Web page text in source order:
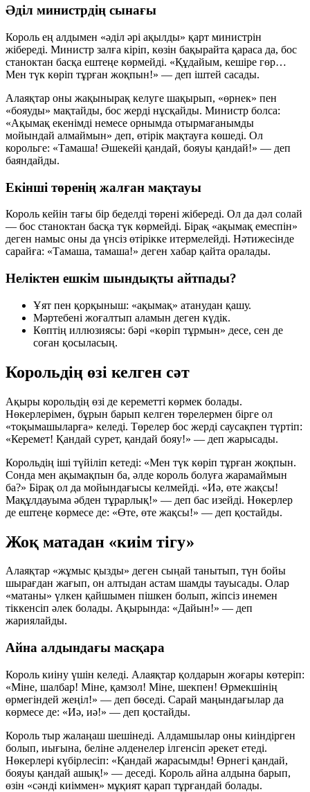
Әділ министрдің сынағы
Король ең алдымен «әділ әрі ақылды» қарт министрін
жібереді. Министр залға кіріп, көзін бақырайта қараса да, бос
станоктан басқа ештеңе көрмейді. «Құдайым, кешіре гөр…
Мен түк көріп тұрған жоқпын!» — деп іштей сасады.
Алаяқтар оны жақынырақ келуге шақырып, «өрнек» пен
«бояуды» мақтайды, бос жерді нұсқайды. Министр болса:
«Ақымақ екенімді немесе орнымда отырмағанымды
мойындай алмаймын» деп, өтірік мақтауға көшеді. Ол
корольге: «Тамаша! Әшекейі қандай, бояуы қандай!» — деп
баяндайды.
Екінші төренің жалған мақтауы
Король кейін тағы бір беделді төрені жібереді. Ол да дәл солай
— бос станоктан басқа түк көрмейді. Бірақ «ақымақ емеспін»
деген намыс оны да үнсіз өтірікке итермелейді. Нәтижесінде
сарайға: «Тамаша, тамаша!» деген хабар қайта оралады.
Неліктен ешкім шындықты айтпады?
Ұят пен қорқыныш: «ақымақ» атанудан қашу.
Мәртебені жоғалтып аламын деген күдік.
Көптің иллюзиясы: бәрі «көріп тұрмын» десе, сен де
соған қосыласың.
Корольдің өзі келген сәт
Ақыры корольдің өзі де кереметті көрмек болады.
Нөкерлерімен, бұрын барып келген төрелермен бірге ол
«тоқымашыларға» келеді. Төрелер бос жерді саусақпен түртіп:
«Керемет! Қандай сурет, қандай бояу!» — деп жарысады.
Корольдің іші түйіліп кетеді: «Мен түк көріп тұрған жоқпын.
Сонда мен ақымақпын ба, әлде король болуға жарамаймын
ба?» Бірақ ол да мойындағысы келмейді. «Иә, өте жақсы!
Мақұлдауыма әбден тұрарлық!» — деп бас изейді. Нөкерлер
де ештеңе көрмесе де: «Өте, өте жақсы!» — деп қостайды.
Жоқ матадан «киім тігу»
Алаяқтар «жұмыс қызды» деген сыңай танытып, түн бойы
шырағдан жағып, он алтыдан астам шамды тауысады. Олар
«матаны» үлкен қайшымен пішкен болып, жіпсіз инемен
тіккенсіп әлек болады. Ақырында: «Дайын!» — деп
жариялайды.
Айна алдындағы масқара
Король киіну үшін келеді. Алаяқтар қолдарын жоғары көтеріп:
«Міне, шалбар! Міне, қамзол! Міне, шекпен! Өрмекшінің
өрмегіндей жеңіл!» — деп бөседі. Сарай маңындағылар да
көрмесе де: «Иә, иә!» — деп қостайды.
Король тыр жалаңаш шешінеді. Алдамшылар оны киіндірген
болып, иығына, беліне әлденелер ілгенсіп әрекет етеді.
Нөкерлері күбірлесіп: «Қандай жарасымды! Өрнегі қандай,
бояуы қандай ашық!» — деседі. Король айна алдына барып,
өзін «сәнді киіммен» мұқият қарап тұрғандай болады.